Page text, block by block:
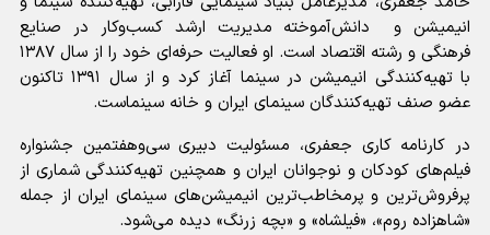
انیمیشن و دانش‌آموخته مدیریت ارشد کسب‌وکار در صنایع
فرهنگی و رشته اقتصاد است. او فعالیت حرفه‌ای خود را از سال ۱۳۸۷
با تهیه‌کنندگی انیمیشن در سینما آغاز کرد و از سال ۱۳۹۱ تاکنون
عضو صنف تهیه‌کنندگان سینمای ایران و خانه سینماست.
در کارنامه کاری جعفری، مسئولیت دبیری سی‌و‌هفتمین جشنواره
فیلم‌های کودکان و نوجوانان ایران و همچنین تهیه‌کنندگی شماری از
پرفروش‌ترین و پرمخاطب‌ترین انیمیشن‌های سینمای ایران از جمله
«شاهزاده روم»، «فیلشاه» و «بچه زرنگ» دیده می‌شود.